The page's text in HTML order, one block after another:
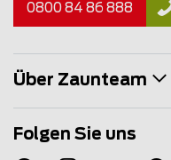
0800 84 86 888
Über Zaunteam
Folgen Sie uns